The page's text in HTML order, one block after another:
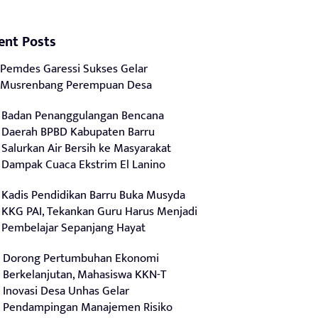
Posts
Pemdes Garessi Sukses Gelar
Musrenbang Perempuan Desa
Badan Penanggulangan Bencana
Daerah BPBD Kabupaten Barru
Salurkan Air Bersih ke Masyarakat
Dampak Cuaca Ekstrim El Lanino
Kadis Pendidikan Barru Buka Musyda
KKG PAI, Tekankan Guru Harus Menjadi
Pembelajar Sepanjang Hayat
Dorong Pertumbuhan Ekonomi
Berkelanjutan, Mahasiswa KKN-T
Inovasi Desa Unhas Gelar
Pendampingan Manajemen Risiko